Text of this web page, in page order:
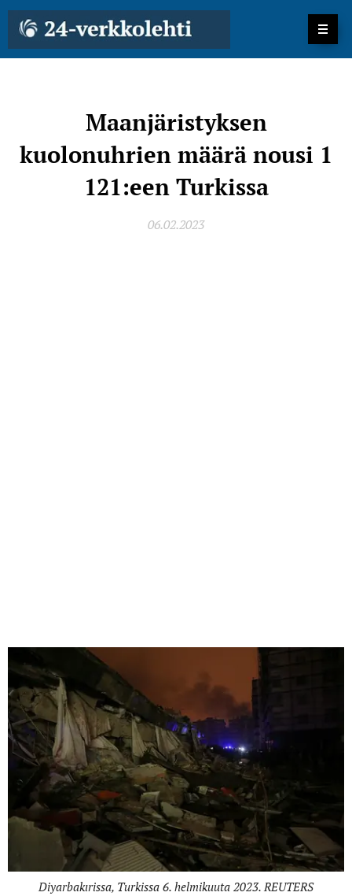
Maanjäristyksen
kuolonuhrien määrä nousi 1
121:een Turkissa
06.02.2023
Diyarbakırissa, Turkissa 6. helmikuuta 2023. REUTERS